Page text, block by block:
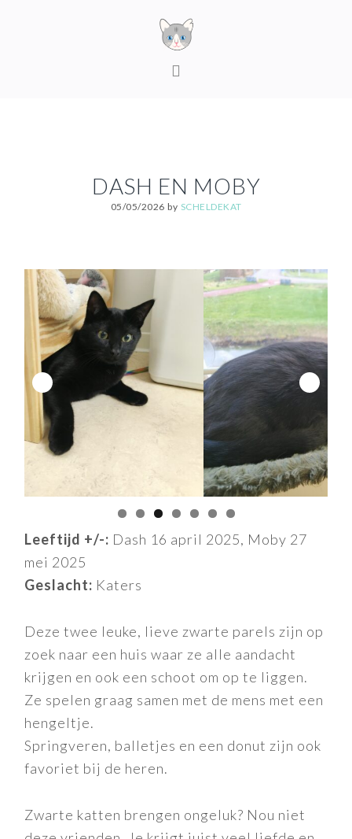
DASH EN MOBY
05/05/2026 by SCHELDEKAT
Leeftijd +/-: Dash 16 april 2025, Moby 27
mei 2025
Geslacht: Katers
Deze twee leuke, lieve zwarte parels zijn op
zoek naar een huis waar ze alle aandacht
krijgen en ook een schoot om op te liggen.
Ze spelen graag samen met de mens met een
hengeltje.
Springveren, balletjes en een donut zijn ook
favoriet bij de heren.
Zwarte katten brengen ongeluk? Nou niet